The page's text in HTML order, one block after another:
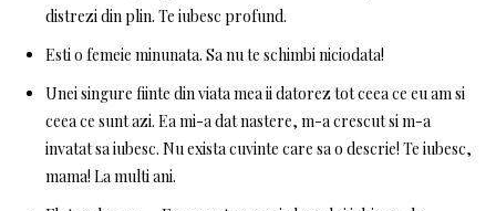
distrezi din plin. Te iubesc profund.
Esti o femeie minunata. Sa nu te schimbi niciodata!
Unei singure fiinte din viata mea ii datorez tot ceea ce eu am si
ceea ce sunt azi. Ea mi-a dat nastere, m-a crescut si m-a
invatat sa iubesc. Nu exista cuvinte care sa o descrie! Te iubesc,
mama! La multi ani.